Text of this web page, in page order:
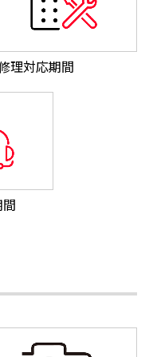
理対応期間